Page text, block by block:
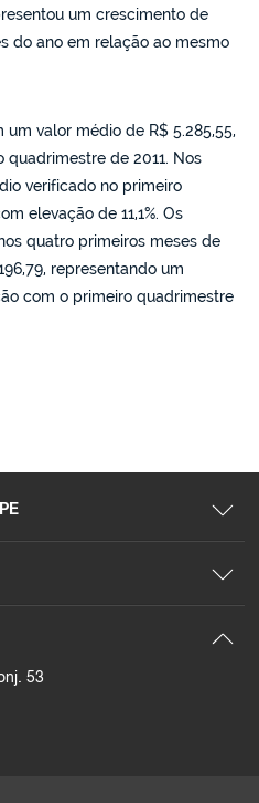
um crescimento de
do ano em relação ao mesmo
valor médio de R$ 5.285,55,
quadrimestre de 2011. Nos
verificado no primeiro
elevação de 11,1%. Os
quatro primeiros meses de
representando um
com o primeiro quadrimestre
53